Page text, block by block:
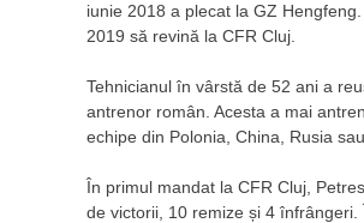
iunie 2018 a plecat la GZ
2019 să revină la CFR Cluj.
Tehnicianul în vârstă de 52 ani a
antrenor român. Acesta a mai
echipe din Polonia, China, Rusia
În primul mandat la CFR Cluj,
de victorii, 10 remize și 4